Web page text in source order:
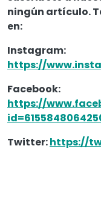
ningún artículo.
en:
Instagram:
https://
Facebook:
https://
Twitter:https://